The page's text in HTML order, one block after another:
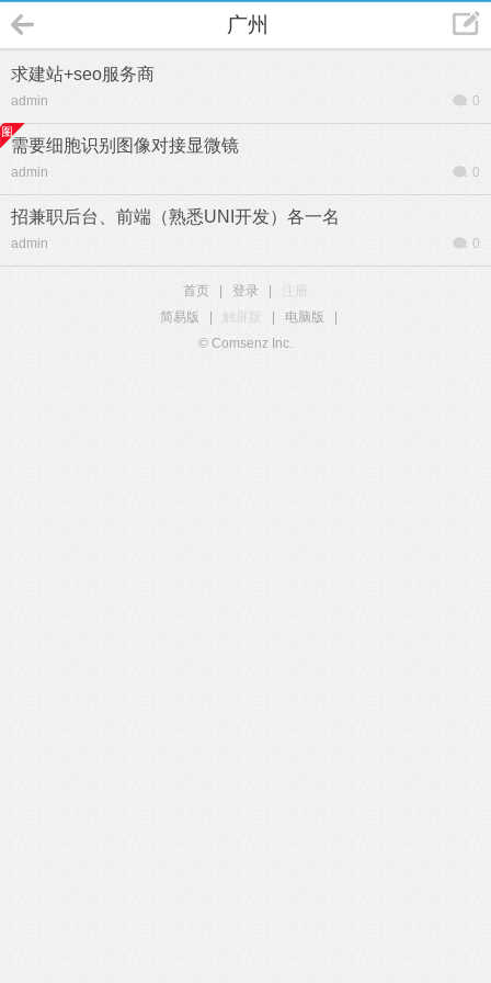
广州
求建站+seo服务商
admin 0
需要细胞识别图像对接显微镜
admin 0
招兼职后台、前端（熟悉UNI开发）各一名
admin 0
首页 登录
简易版
触屏版 电脑版
© Comsenz Inc.